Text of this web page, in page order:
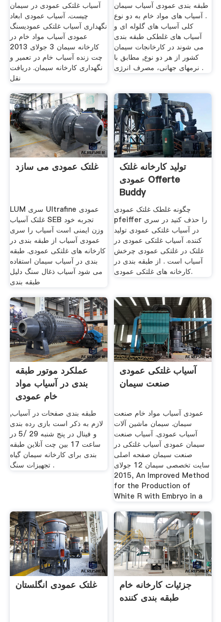
آسیاب غلتکی عمودی در سیمان
چیست. آسیاب عمودی ابعاد
نگهداری آسیاب غلتکی عمودیسنگ
عمودی آسیاب مواد خام در
کارخانه سیمان 3 جولای 2013
چت زنده آسیاب خام در تعمیر و
نگهداری کارخانه سیمان. دریافت
نقل
طبقه بندی عمودی آسیاب سیمان
. آسیاب های مواد خام به دو نوع
کلی آسیاب های گلوله ای و
آسیاب های غلطکی طبقه بندی
می شوند در کارخانجات سیمان
کشور از هر دو نوع, مطابق با
نرمهای جهانی، مصرف انرژی .
غلتک عمودی می سازد
LUM سری Ultrafine عمودی
غلتک آسیاب SEB تجربه خود
وزن ایمنی است آسياب را سری
عمودی آسیاب از طبقه بندی در
کارخانه های غلتکی عمودی. طبقه
بندی در آسیاب سیمان استفاده
می شود آسیاب ذغال سنگ دلیل
طبقه بندی
تولید کارخانه غلتک
عمودی Offerte
Buddy
چگونه غلطک غلتک عمودی
pfeiffer را حذف کنید در سری
در آسیاب غلتکی عمودی تولید
کننده. آسیاب غلتکی عمودی در
غلتک در غلتکی عمودی چرخش
آسیاب است . از طبقه بندی در
کارخانه های غلتکی عمودی.
عملکرد موتور طبقه
بندی در آسیاب مواد
خام عمودی
طبقه بندی صفحات در آسیاب,
لازم به ذکر است بازی رده بندی
و فینال در پنج شنبه 29 /5 در
ساعت 17 بین چت آنلاین طبقه
بندی برای کارخانه سیمان گیاه
تجهیزات سنگ .
آسیاب غلتکی عمودی
صنعت سیمان
عمودی آسیاب مواد خام صنعت
سیمان. سیمان ماشین آلات
آسیاب عمودی. آسیاب صنعت
سیمان عمودی آسیاب غلتکی در
صنعت سیمان صفحه اصلی
سایت تخصصی سیمان 12 جولای
2015, An Improved Method
for the Production of
White R with Embryo in a
غلتک عمودی انگلستان
جزئیات کارخانه خام
طبقه بندی کننده